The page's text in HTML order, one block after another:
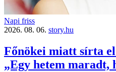
Napi friss
2026. 08. 06. story.hu
Főnökei miatt sírta
„Egy hetem maradt,